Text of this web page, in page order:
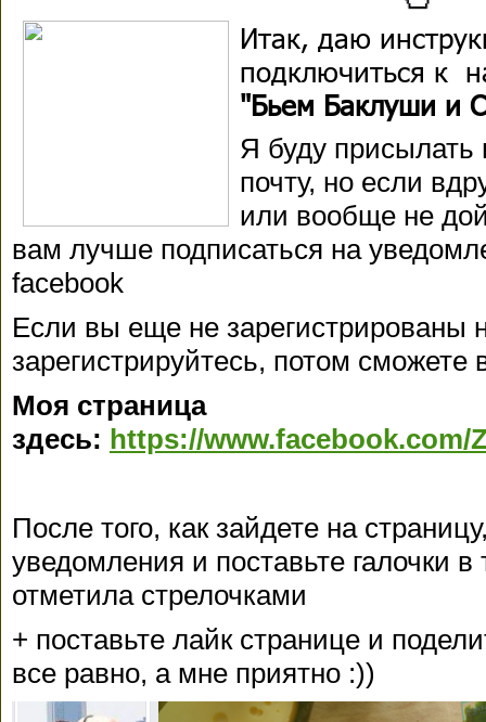
Итак, даю
подключиться к
"Бьем Баклуши и
Я буду
почту, но если
или вообще не
вам лучше подписаться на
facebook
Если вы еще не зарегистрированы
зарегистрируйтесь, потом сможете
Моя страница
здесь: https://www.facebook.com/
После того, как зайдете на
уведомления и поставьте галочки в
отметила стрелочками
+ поставьте лайк странице и
все равно, а мне приятно :))